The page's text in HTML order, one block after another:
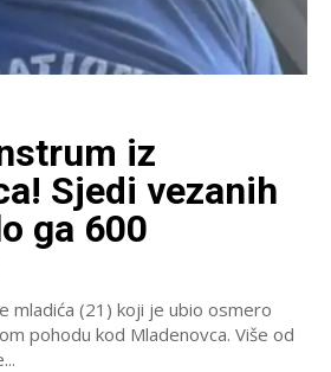
iz
Sjedi vezanih
ga 600
mladića (21) koji je ubio osmero
pohodu kod Mladenovca. Više od